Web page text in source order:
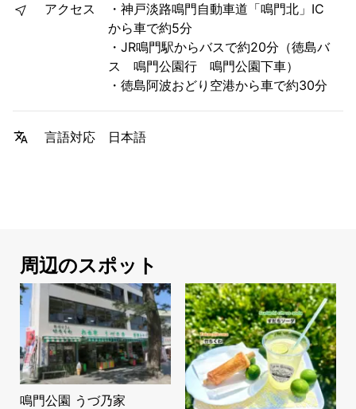
アクセス
・神戸淡路鳴門自動車道「鳴門北」IC
から車で約5分
・JR鳴門駅からバスで約20分（徳島バ
ス 鳴門公園行 鳴門公園下車）
・徳島阿波おどり空港から車で約30分
言語対応 日本語
周辺のスポット
鳴門公園 うづ乃家